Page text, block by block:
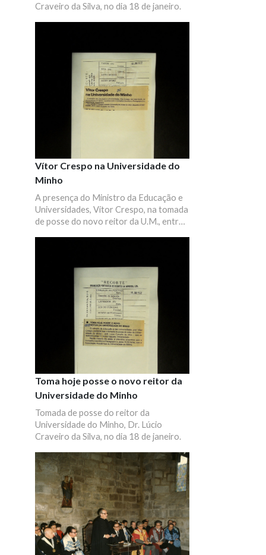
Craveiro da Silva, no dia 18 de janeiro.
Vítor Crespo na Universidade do
Minho
A presença do Ministro da Educação e
Universidades, Vítor Crespo, na tomada
de posse do novo reitor da U.M., entre
Toma hoje posse o novo reitor da
Universidade do Minho
Tomada de posse do reitor da
Universidade do Minho, Dr. Lúcio
Craveiro da Silva, no dia 18 de janeiro.